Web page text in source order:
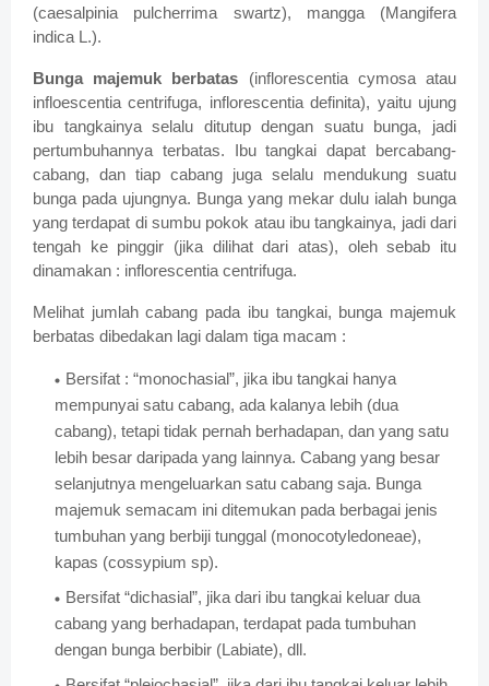
(caesalpinia pulcherrima swartz), mangga (Mangifera
indica L.).
Bunga majemuk berbatas (inflorescentia cymosa atau
infloescentia centrifuga, inflorescentia definita), yaitu ujung
ibu tangkainya selalu ditutup dengan suatu bunga, jadi
pertumbuhannya terbatas. Ibu tangkai dapat bercabang-
cabang, dan tiap cabang juga selalu mendukung suatu
bunga pada ujungnya. Bunga yang mekar dulu ialah bunga
yang terdapat di sumbu pokok atau ibu tangkainya, jadi dari
tengah ke pinggir (jika dilihat dari atas), oleh sebab itu
dinamakan : inflorescentia centrifuga.
Melihat jumlah cabang pada ibu tangkai, bunga majemuk
berbatas dibedakan lagi dalam tiga macam :
Bersifat : “monochasial”, jika ibu tangkai hanya
mempunyai satu cabang, ada kalanya lebih (dua
cabang), tetapi tidak pernah berhadapan, dan yang satu
lebih besar daripada yang lainnya. Cabang yang besar
selanjutnya mengeluarkan satu cabang saja. Bunga
majemuk semacam ini ditemukan pada berbagai jenis
tumbuhan yang berbiji tunggal (monocotyledoneae),
kapas (cossypium sp).
Bersifat “dichasial”, jika dari ibu tangkai keluar dua
cabang yang berhadapan, terdapat pada tumbuhan
dengan bunga berbibir (Labiate), dll.